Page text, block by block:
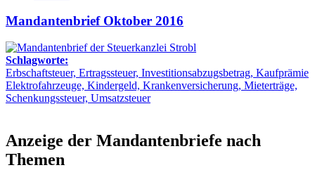
Mandantenbrief Oktober 2016
Schlagworte:
Erbschaftsteuer, Ertragssteuer, Investitionsabzugsbetrag, Kaufprämie
Elektrofahrzeuge, Kindergeld, Krankenversicherung, Mieterträge,
Schenkungssteuer, Umsatzsteuer
Anzeige der Mandantenbriefe nach
Themen